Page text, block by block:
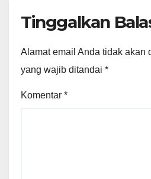
Tinggalkan
Alamat email Anda tidak akan
yang wajib ditandai *
Komentar *